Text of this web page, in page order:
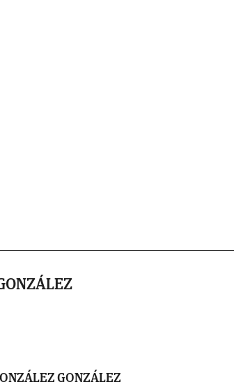
GONZÁLEZ